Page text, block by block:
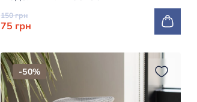
150 грн
75 грн
-50%